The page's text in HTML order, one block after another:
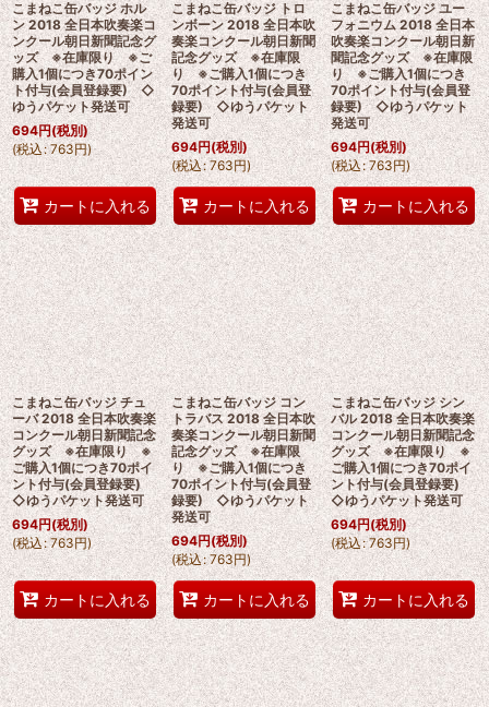
こまねこ缶バッジ ホル
ン 2018 全日本吹奏楽コ
ンクール朝日新聞記念グ
ッズ ※在庫限り ※ご
購入1個につき70ポイン
ト付与(会員登録要) ◇
ゆうパケット発送可
694円(税別)
(税込: 763円)
カートに入れる
こまねこ缶バッジ トロ
ンボーン 2018 全日本吹
奏楽コンクール朝日新聞
記念グッズ ※在庫限
り ※ご購入1個につき
70ポイント付与(会員登
録要) ◇ゆうパケット
発送可
694円(税別)
(税込: 763円)
カートに入れる
こまねこ缶バッジ ユー
フォニウム 2018 全日本
吹奏楽コンクール朝日新
聞記念グッズ ※在庫限
り ※ご購入1個につき
70ポイント付与(会員登
録要) ◇ゆうパケット
発送可
694円(税別)
(税込 : 763円)
カートに入れる
こまねこ缶バッジ チュ
ーバ 2018 全日本吹奏楽
コンクール朝日新聞記念
グッズ ※在庫限り ※
ご購入1個につき70ポイ
ント付与(会員登録要)
◇ゆうパケット発送可
694円(税別)
(税込: 763円)
カートに入れる
こまねこ缶バッジ コン
トラバス 2018 全日本吹
奏楽コンクール朝日新聞
記念グッズ ※在庫限
り ※ご購入1個につき
70ポイント付与(会員登
録要) ◇ゆうパケット
発送可
694円(税別)
(税込: 763円)
カートに入れる
こまねこ缶バッジ シン
バル 2018 全日本吹奏楽
コンクール朝日新聞記念
グッズ ※在庫限り ※
ご購入1個につき70ポイ
ント付与(会員登録要)
◇ゆうパケット発送可
694円(税別)
(税込: 763円)
カートに入れる